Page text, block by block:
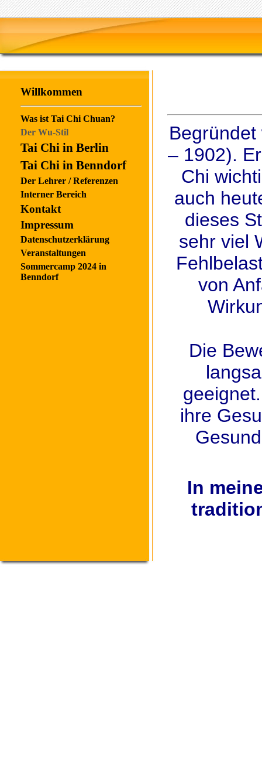
Willkommen
Was ist Tai Chi Chuan?
Der Wu-Stil
Tai Chi in Berlin
Tai Chi in Benndorf
Der Lehrer / Referenzen
Interner Bereich
Kontakt
Impressum
Datenschutzerklärung
Veranstaltungen
Sommercamp 2024 in
Benndorf
– 1902).
Chi
auch
dieses
sehr viel
von
Die
ihre
In